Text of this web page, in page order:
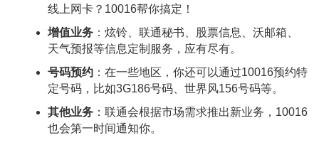
线上网卡？10016帮你搞定！
增值业务 ：炫铃、联通秘书、股票信息、沃邮箱、
天气预报等信息定制服务，应有尽有。
号码预约 ：在一些地区，你还可以通过10016预约特
定号码，比如3G186号码、世界风156号码等。
其他业务 ：联通会根据市场需求推出新业务，10016
也会第一时间通知你。